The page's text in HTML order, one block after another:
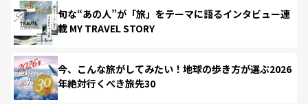
旬な“あの人”が「旅」をテーマに語るインタビュー連
載 MY TRAVEL STORY
今、こんな旅がしてみたい！地球の歩き方が選ぶ2026
年絶対行くべき旅先30